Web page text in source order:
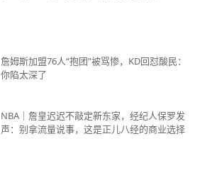
詹姆斯加盟76人“抱团”被骂惨，KD回怼酸民：
你陷太深了
NBA｜詹皇迟迟不敲定新东家，经纪人保罗发
声：别拿流量说事，这是正儿八经的商业选择